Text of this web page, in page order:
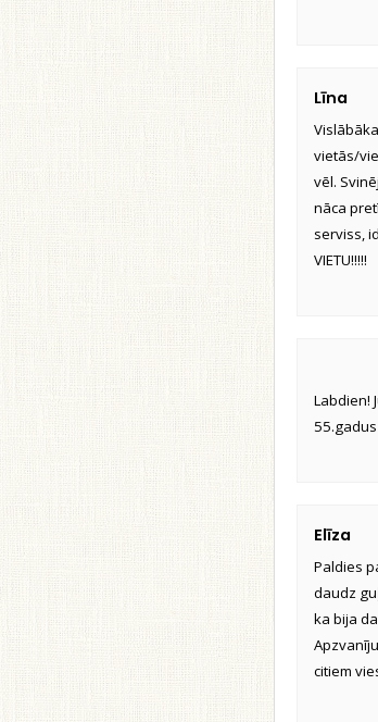
Līna
vietās/
vēl.
nāca
serviss,
VIETU!!!!!
Labdien!
Elīza
Paldies
daudz
ka bija
citiem